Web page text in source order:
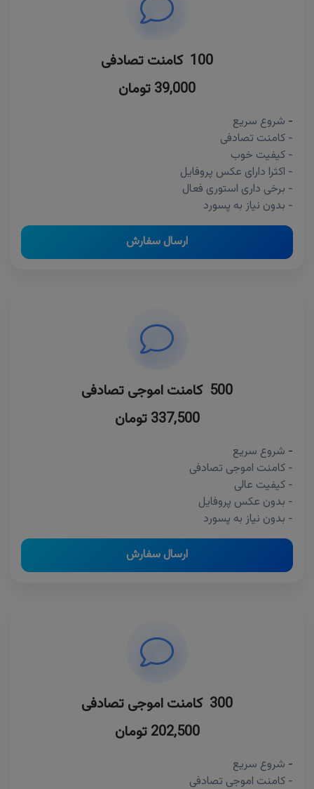
100 کامنت تصادفی
39,000 تومان
- شروع سریع
- کامنت تصادفی
- کیفیت خوب
- اکثرا دارای عکس پروفایل
- برخی داری استوری فعال
- بدون نیاز به پسورد
ارسال سفارش
500 کامنت اموجی تصادفی
337,500 تومان
- شروع سریع
- کامنت اموجی تصادفی
- کیفیت عالی
- بدون عکس پروفایل
- بدون نیاز به پسورد
ارسال سفارش
300 کامنت اموجی تصادفی
202,500 تومان
- شروع سریع
- کامنت اموجی تصادفی